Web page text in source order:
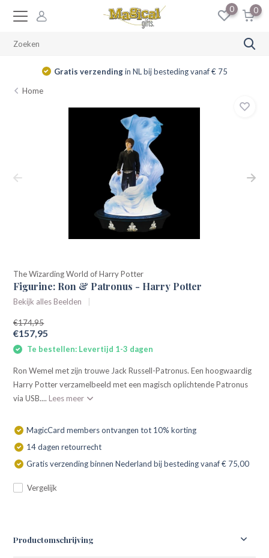
0 0
Gratis verzendingin NL bij besteding vanaf € 75
Home
The Wizarding World of Harry Potter
Figurine: Ron & Patronus - Harry Potter
Bekijk alles Beelden
€174,95
€157,95
Te bestellen: Levertijd 1-3 dagen
Ron Wemel met zijn trouwe Jack Russell-Patronus. Een hoogwaardig
Harry Potter verzamelbeeld met een magisch oplichtende Patronus
via USB.... Lees meer
MagicCard members ontvangen tot 10% korting
14 dagen retourrecht
Gratis verzending binnen Nederland bij besteding vanaf € 75,00
Vergelijk
Productomschrijving